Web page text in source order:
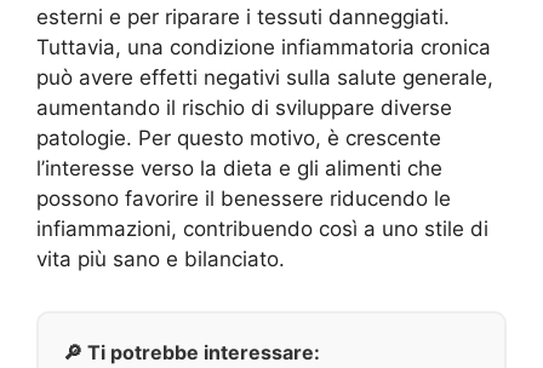
esterni e per riparare i tessuti danneggiati.
Tuttavia, una condizione infiammatoria cronica
può avere effetti negativi sulla salute generale,
aumentando il rischio di sviluppare diverse
patologie. Per questo motivo, è crescente
l’interesse verso la dieta e gli alimenti che
possono favorire il benessere riducendo le
infiammazioni, contribuendo così a uno stile di
vita più sano e bilanciato.
🔎 Ti potrebbe interessare: